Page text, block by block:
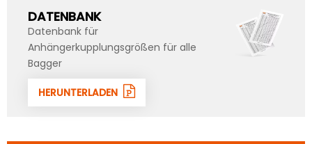
DATENBANK
Datenbank für
Anhängerkupplungsgrößen für alle
Bagger
HERUNTERLADEN